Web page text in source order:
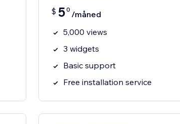
$ 50 /måned
5,000 views
3 widgets
Basic support
Free installation service